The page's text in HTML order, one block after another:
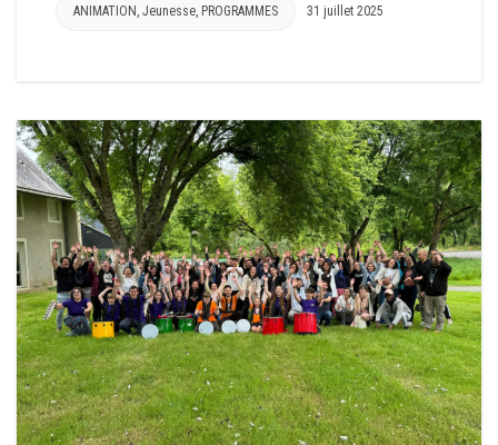
ANIMATION Jeunesse PROGRAMMES 31 juillet 2025